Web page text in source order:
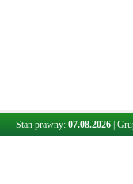
Stan prawny: 07.08.2026